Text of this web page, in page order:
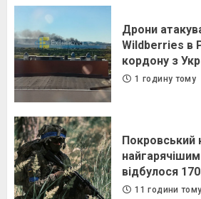
Дрони
Wildberries в
кордону з
1 годину тому
Покровський
відбулося
11 години тому